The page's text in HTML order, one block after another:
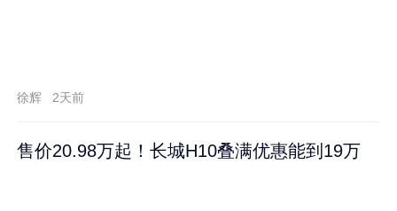
徐辉 2天前
售价20.98万起！长城H10叠满优惠能到19万